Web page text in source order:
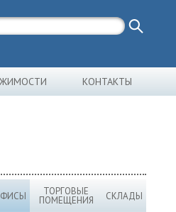
КОНТАКТЫ
ТОРГОВЫЕ
ПОМЕЩЕНИЯ СКЛАДЫ